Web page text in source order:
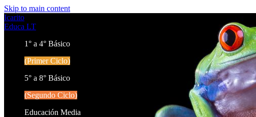
Skip to main content
Icarito
Educa LT
1° a 4° Básico
(Primer Ciclo)
5° a 8° Básico
(Segundo Ciclo)
Educación Media